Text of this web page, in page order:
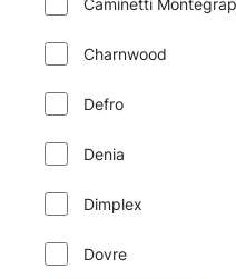
Caminetti
Charnwood
Defro
Denia
Dimplex
Dovre